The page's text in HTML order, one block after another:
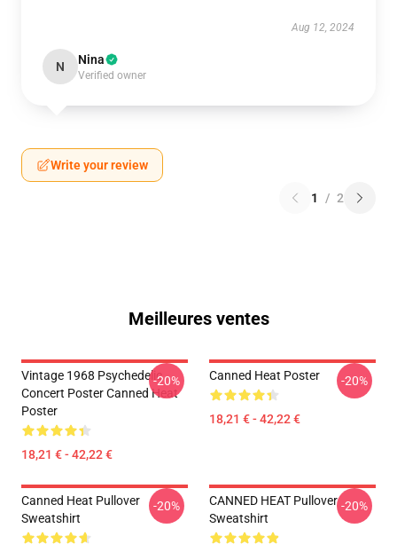
Aug 12, 2024
N Nina
Verified owner
Write your review
1 / 2
Meilleures ventes
Vintage 1968 Psychedelic
Concert Poster Canned Heat
Poster
18,21 € - 42,22 €
-20% Canned Heat Poster
18,21 € - 42,22 €
-20%
Canned Heat Pullover
Sweatshirt
-20%
CANNED HEAT Pullover
Sweatshirt
-20%